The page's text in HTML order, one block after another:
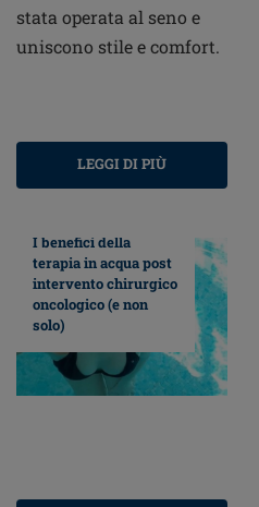
stata operata al seno e
uniscono stile e comfort.
LEGGI DI PIÙ
I benefici della
terapia in acqua post
intervento chirurgico
oncologico (e non
solo)